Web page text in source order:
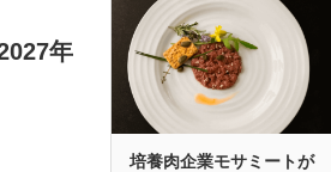
年
培養肉企業モサミートが